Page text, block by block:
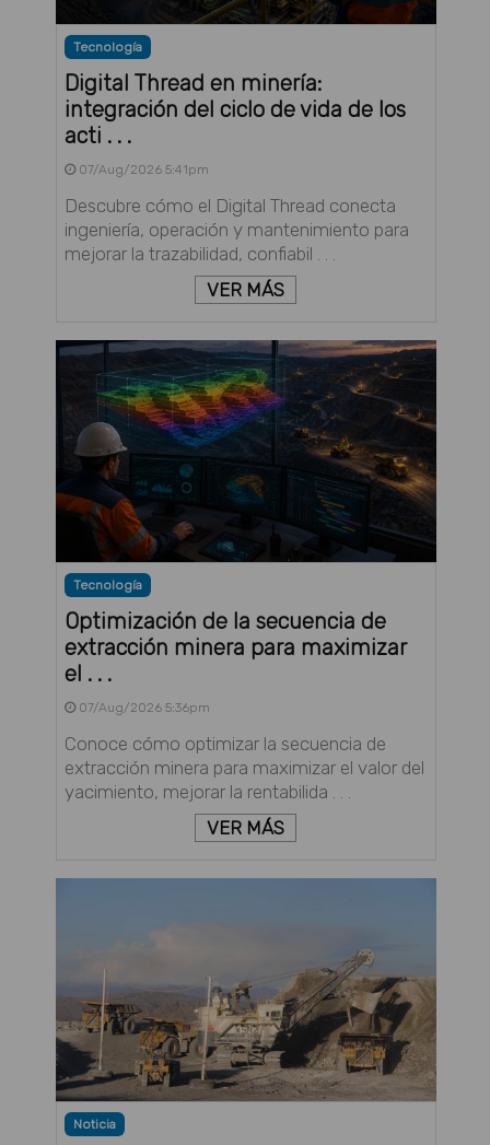
Tecnología
Digital Thread en minería:
integración del ciclo de vida de los
acti . . .
07/Aug/2026 5:41pm
Descubre cómo el Digital Thread conecta
ingeniería, operación y mantenimiento para
mejorar la trazabilidad, confiabil . . .
VER MÁS
Tecnología
Optimización de la secuencia de
extracción minera para maximizar
el . . .
07/Aug/2026 5:36pm
Conoce cómo optimizar la secuencia de
extracción minera para maximizar el valor del
yacimiento, mejorar la rentabilida . . .
VER MÁS
Noticia